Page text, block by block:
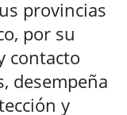
provincias
por su
contacto
desempeña
y